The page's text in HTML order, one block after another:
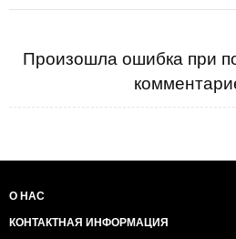
Произошла ошибка при
О НАС
КОНТАКТНАЯ ИНФОРМАЦИЯ